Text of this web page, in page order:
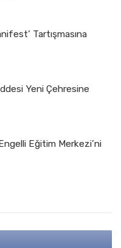
Tartışmasına
Yeni Çehresine
Eğitim Merkezi’ni